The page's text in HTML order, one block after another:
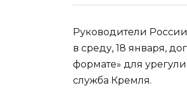
Руководители
в среду, 18 января,
формате» для
служба Кремля.